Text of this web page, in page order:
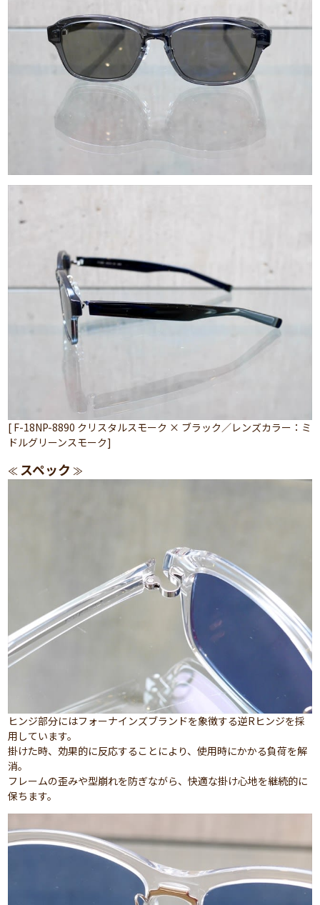
[ F-18NP-8890 クリスタルスモーク × ブラック／レンズカラー：ミ
ドルグリーンスモーク]
≪ スペック ≫
ヒンジ部分にはフォーナインズブランドを象徴する逆Rヒンジを採
用しています。
掛けた時、効果的に反応することにより、使用時にかかる負荷を解
消。
フレームの歪みや型崩れを防ぎながら、快適な掛け心地を継続的に
保ちます。